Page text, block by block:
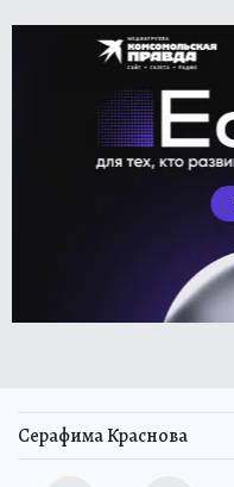
Серафима Краснова